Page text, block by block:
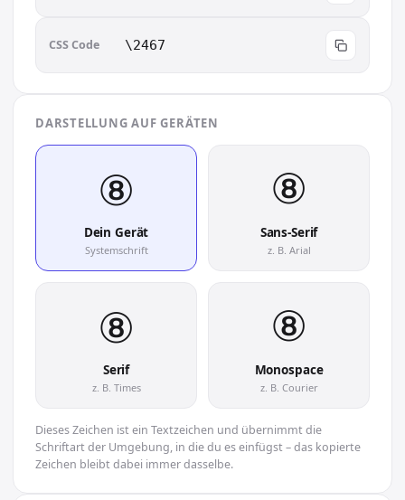
CSS Code \2467
DARSTELLUNG AUF GERÄTEN
⑧︎
Dein Gerät
Systemschrift
⑧︎
Sans-Serif
z. B. Arial
⑧︎
Serif
z. B. Times
⑧︎
Monospace
z. B. Courier
Dieses Zeichen ist ein Textzeichen und übernimmt die
Schriftart der Umgebung, in die du es einfügst – das kopierte
Zeichen bleibt dabei immer dasselbe.